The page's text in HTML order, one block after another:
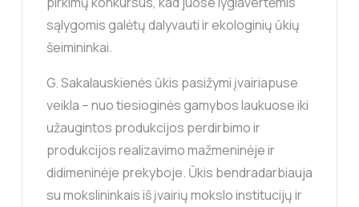
sąlygomis galėtų dalyvauti ir ekologinių ūkių
šeimininkai.
G. Sakalauskienės ūkis pasižymi įvairiapuse
veikla – nuo tiesioginės gamybos laukuose iki
užaugintos produkcijos perdirbimo ir
produkcijos realizavimo mažmeninėje ir
didimeninėje prekyboje. Ūkis bendradarbiauja
su mokslininkais iš įvairių mokslo institucijų ir